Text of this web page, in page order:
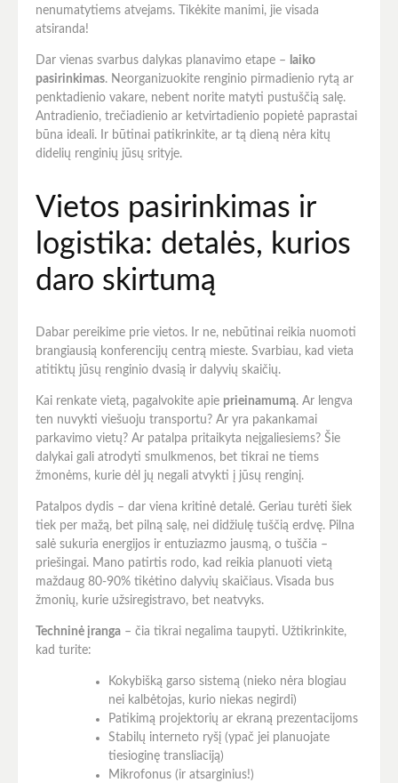
nenumatytiems atvejams. Tikėkite manimi, jie visada
atsiranda!
Dar vienas svarbus dalykas planavimo etape – laiko
pasirinkimas. Neorganizuokite renginio pirmadienio rytą ar
penktadienio vakare, nebent norite matyti pustuščią salę.
Antradienio, trečiadienio ar ketvirtadienio popietė paprastai
būna ideali. Ir būtinai patikrinkite, ar tą dieną nėra kitų
didelių renginių jūsų srityje.
Vietos pasirinkimas ir
logistika: detalės, kurios
daro skirtumą
Dabar pereikime prie vietos. Ir ne, nebūtinai reikia nuomoti
brangiausią konferencijų centrą mieste. Svarbiau, kad vieta
atitiktų jūsų renginio dvasią ir dalyvių skaičių.
Kai renkate vietą, pagalvokite apie prieinamumą. Ar lengva
ten nuvykti viešuoju transportu? Ar yra pakankamai
parkavimo vietų? Ar patalpa pritaikyta neįgaliesiems? Šie
dalykai gali atrodyti smulkmenos, bet tikrai ne tiems
žmonėms, kurie dėl jų negali atvykti į jūsų renginį.
Patalpos dydis – dar viena kritinė detalė. Geriau turėti šiek
tiek per mažą, bet pilną salę, nei didžiulę tuščią erdvę. Pilna
salė sukuria energijos ir entuziazmo jausmą, o tuščia –
priešingai. Mano patirtis rodo, kad reikia planuoti vietą
maždaug 80-90% tikėtino dalyvių skaičiaus. Visada bus
žmonių, kurie užsiregistravo, bet neatvyks.
Techninė įranga – čia tikrai negalima taupyti. Užtikrinkite,
kad turite:
Kokybišką garso sistemą (nieko nėra blogiau
nei kalbėtojas, kurio niekas negirdi)
Patikimą projektorių ar ekraną prezentacijoms
Stabilų interneto ryšį (ypač jei planuojate
tiesioginę transliaciją)
Mikrofonus (ir atsarginius!)